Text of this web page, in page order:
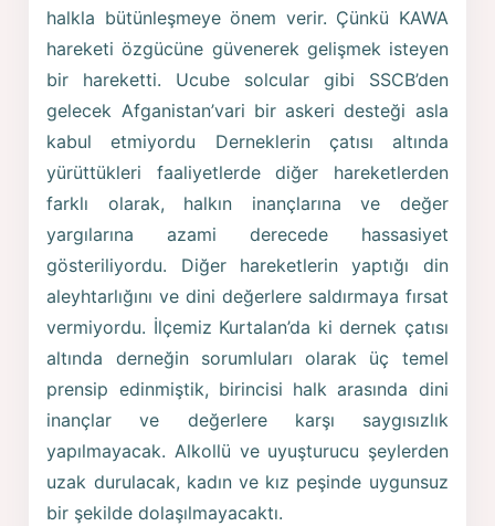
halkla bütünleşmeye önem verir. Çünkü KAWA
hareketi özgücüne güvenerek gelişmek isteyen
bir hareketti. Ucube solcular gibi SSCB’den
gelecek Afganistan’vari bir askeri desteği asla
kabul etmiyordu Derneklerin çatısı altında
yürüttükleri faaliyetlerde diğer hareketlerden
farklı olarak, halkın inançlarına ve değer
yargılarına azami derecede hassasiyet
gösteriliyordu. Diğer hareketlerin yaptığı din
aleyhtarlığını ve dini değerlere saldırmaya fırsat
vermiyordu. İlçemiz Kurtalan’da ki dernek çatısı
altında derneğin sorumluları olarak üç temel
prensip edinmiştik, birincisi halk arasında dini
inançlar ve değerlere karşı saygısızlık
yapılmayacak. Alkollü ve uyuşturucu şeylerden
uzak durulacak, kadın ve kız peşinde uygunsuz
bir şekilde dolaşılmayacaktı.